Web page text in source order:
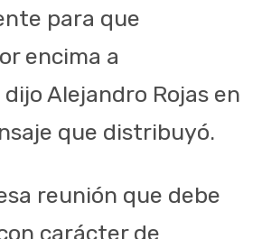
para que
encima a
dijo Alejandro Rojas en
que distribuyó.
reunión que debe
carácter de